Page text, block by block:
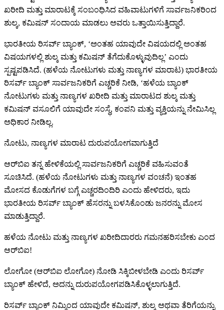
ಖರೀದಿ ಮತ್ತು ಮಾರಾಟಕ್ಕೆ ಸಂಬಂಧಿಸಿದ ವಹಿವಾಟುಗಳಿಗೆ ಸಾರ್ವಜನಿಕರಿಂದ
ಶುಲ್ಕ, ಕಮಿಷನ್ ಸಂದಾಯ ಮಾಡಲು ಅವರು ಒತ್ತಾಯಿಸುತ್ತಿದ್ದಾರೆ.
ಭಾರತೀಯ ರಿಸರ್ವ್ ಬ್ಯಾಂಕ್, ‘ಅಂತಹ ಯಾವುದೇ ವಿಷಯದಲ್ಲಿ ಅಂತಹ
ವಿಷಯಗಳಲ್ಲಿ ಶುಲ್ಕ ಮತ್ತು ಕಮಿಷನ್ ತೆಗೆದುಕೊಳ್ಳುವುದಿಲ್ಲ’ ಎಂದು
ಸ್ಪಷ್ಟಪಡಿಸಿದೆ. (ಹಳೆಯ ನೋಟುಗಳು ಮತ್ತು ನಾಣ್ಯಗಳ ಮಾರಾಟ) ಭಾರತೀಯ
ರಿಸರ್ವ್ ಬ್ಯಾಂಕ್ ಸಾರ್ವಜನಿಕರಿಗೆ ಎಚ್ಚರಿಕೆ ನೀಡಿ, ‘ಹಳೆಯ ಬ್ಯಾಂಕ್
ನೋಟುಗಳು ಮತ್ತು ನಾಣ್ಯಗಳ ಖರೀದಿ ಮತ್ತು ಮಾರಾಟದ ಶುಲ್ಕ ಮತ್ತು
ಕಮಿಷನ್ ವಸೂಲಿಗೆ ಯಾವುದೇ ಸಂಸ್ಥೆ, ಕಂಪನಿ ಮತ್ತು ವ್ಯಕ್ತಿಯನ್ನು ನೇಮಿಸಿಲ್ಲ
ಅಧಿಕಾರ ನೀಡಿಲ್ಲ.
ನೋಟು, ನಾಣ್ಯಗಳ ಮಾರಾಟ ದುರುಪಯೋಗವಾಗುತ್ತಿದೆ
ಆರ್‌ಬಿಐ ತನ್ನ ಹೇಳಿಕೆಯಲ್ಲಿ ಸಾರ್ವಜನಿಕರಿಗೆ ಎಚ್ಚರಿಕೆ ವಹಿಸುವಂತೆ
ಸೂಚಿಸಿದೆ. (ಹಳೆಯ ನೋಟುಗಳು ಮತ್ತು ನಾಣ್ಯಗಳ ವಂಚನೆ) ಇಂತಹ
ಮೋಸದ ಕೊಡುಗೆಗಳ ಬಗ್ಗೆ ಎಚ್ಚರದಿಂದಿರಿ ಎಂದು ಹೇಳಿದರು, ಇದು
ಭಾರತೀಯ ರಿಸರ್ವ್ ಬ್ಯಾಂಕ್ ಹೆಸರನ್ನು ಬಳಸಿಕೊಂಡು ಜನರನ್ನು ಮೋಸ
ಮಾಡುತ್ತಿದ್ದಾರೆ.
ಹಳೆಯ ನೋಟು ಮತ್ತು ನಾಣ್ಯಗಳ ಖರೀದಿದಾರರು ಗಮನಹರಿಸಬೇಕು ಎಂದ
ಆರ್‌ಬಿಐ!
ಲೋಗೋ (ಆರ್‌ಬಿಐ ಲೋಗೋ) ನೋಡಿ ಸಿಕ್ಕಿಬೀಳಬೇಡಿ ಎಂದು ರಿಸರ್ವ್
ಬ್ಯಾಂಕ್ ಹೇಳಿದೆ, ಅದನ್ನು ದುರುಪಯೋಗಪಡಿಸಿಕೊಳ್ಳಲಾಗುತ್ತಿದೆ.
ರಿಸರ್ವ್ ಬ್ಯಾಂಕ್ ನಿಮ್ಮಿಂದ ಯಾವುದೇ ಕಮಿಷನ್, ಶುಲ್ಕ ಅಥವಾ ತೆರಿಗೆಯನ್ನು